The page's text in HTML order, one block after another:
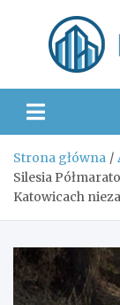
Strona główna
Silesia
Katowicach